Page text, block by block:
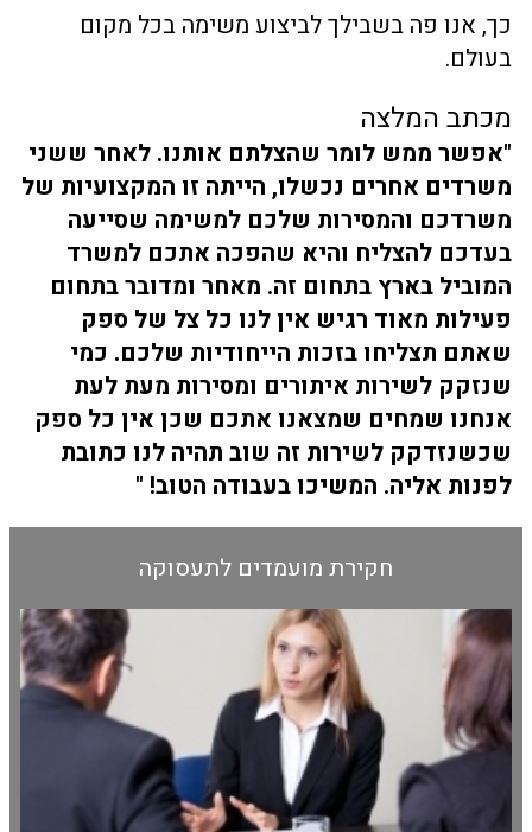
כך, אנו פה בשבילך לביצוע משימה בכל מקום
בעולם.
מכתב המלצה
"אפשר ממש לומר שהצלתם אותנו. לאחר ששני
משרדים אחרים נכשלו, הייתה זו המקצועיות של
משרדכם והמסירות שלכם למשימה שסייעה
בעדכם להצליח והיא שהפכה אתכם למשרד
המוביל בארץ בתחום זה. מאחר ומדובר בתחום
פעילות מאוד רגיש אין לנו כל צל של ספק
שאתם תצליחו בזכות הייחודיות שלכם. כמי
שנזקק לשירות איתורים ומסירות מעת לעת
אנחנו שמחים שמצאנו אתכם שכן אין כל ספק
שכשנזדקק לשירות זה שוב תהיה לנו כתובת
לפנות אליה. המשיכו בעבודה הטוב! "
חקירת מועמדים לתעסוקה